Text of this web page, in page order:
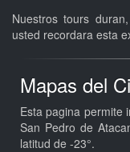
Nuestros tours
usted recordara esta
Mapas del
Esta pagina permite
San Pedro de
latitud de -23°.